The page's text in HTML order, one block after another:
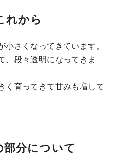
れから
さくなってきています。
、段々透明になってきま
く育ってきて甘みも増して
部分について